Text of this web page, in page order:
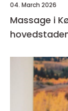
04. March 2026
Massage i